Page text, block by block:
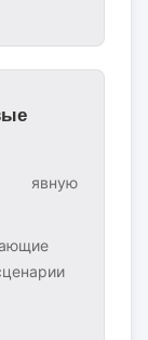
явную